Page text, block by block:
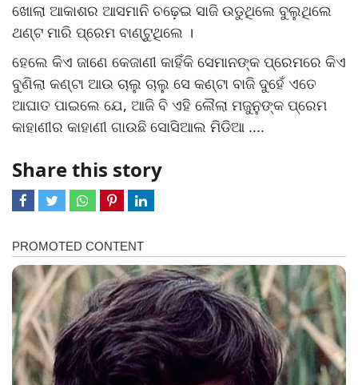
ଖୋଲା ଆକାଶର ଆସମାନି ଚଢ଼େଇ ସାଜି ଉଡୁଥିଲେ ବୁଲୁଥିଲେ
ଥଣ୍ଟ ମାରି ପ୍ରେମ ବାଣ୍ଟୁଥିଲେ ।
ହେଲେ କିଏ ଜାଣେ କେଜାଣୀ କାହିଁକି ସେମାନଙ୍କ ପ୍ରେମରେ କିଏ
ବୁଣିଲା କଣ୍ଟା ଆଉ ଚାଲୁ ଚାଲୁ ସେ କଣ୍ଟା ବାଜି ଦୁହେଁ ଏତେ
ଆଘାତ ପାଇଲେ ଯେ, ଆଜି ବି ଏହି ଲୈଲା ମଜୁନୁଙ୍କ ପ୍ରେମ
କାହାଣୀର କାହାଣୀ ଗାଉଛି ସୋସିଆଲ ମିଡିଆ ....
Share this story